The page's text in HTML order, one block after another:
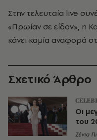
Στην τελευταία live
«Πρωίαν σε είδον», η
κάνει καμία αναφορά
Σχετικό Άρθρο
Οι
του
Ζένια